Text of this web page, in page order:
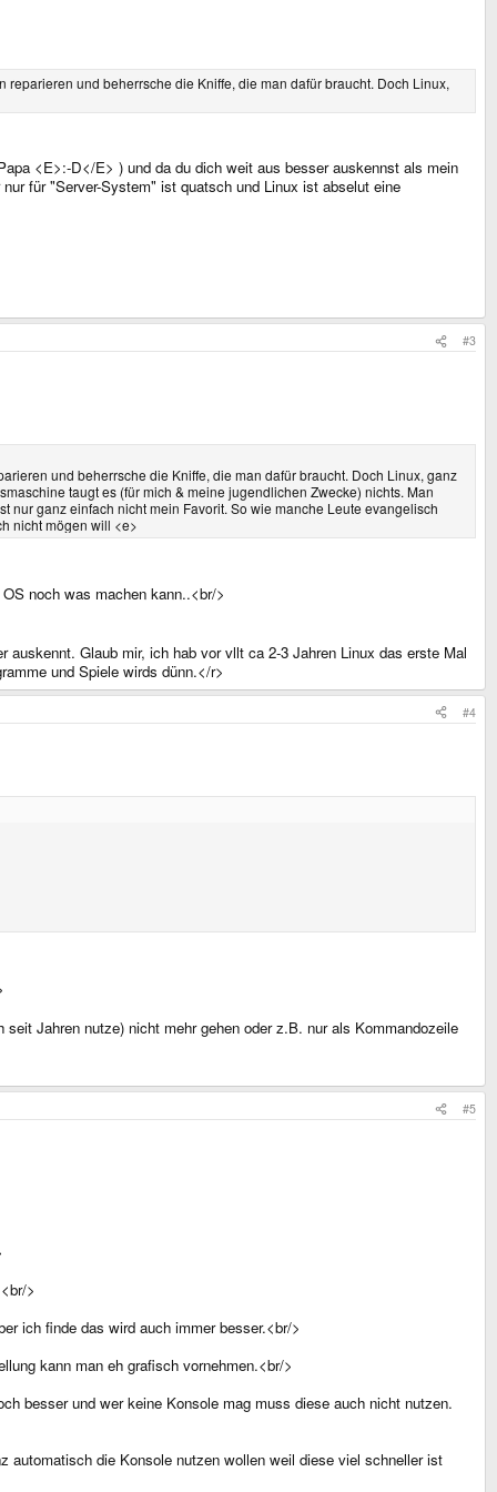
und beherrsche die Kniffe, die man dafür braucht. Doch Linux,
<E>:-D</E> ) und da du dich weit aus besser auskennst als mein
für "Server-System" ist quatsch und Linux ist abselut eine
#3
und beherrsche die Kniffe, die man dafür braucht. Doch Linux, ganz
taugt es (für mich & meine jugendlichen Zwecke) nichts. Man
nur ganz einfach nicht mein Favorit. So wie manche Leute evangelisch
nicht mögen will <e>
noch was machen kann..<br/>
Glaub mir, ich hab vor vllt ca 2-3 Jahren Linux das erste Mal
und Spiele wirds dünn.</r>
#4
Jahren nutze) nicht mehr gehen oder z.B. nur als Kommandozeile
#5
>
ich finde das wird auch immer besser.<br/>
kann man eh grafisch vornehmen.<br/>
besser und wer keine Konsole mag muss diese auch nicht nutzen.
automatisch die Konsole nutzen wollen weil diese viel schneller ist